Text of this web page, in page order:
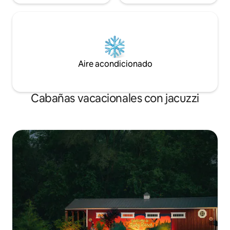
Aire acondicionado
Cabañas vacacionales con jacuzzi